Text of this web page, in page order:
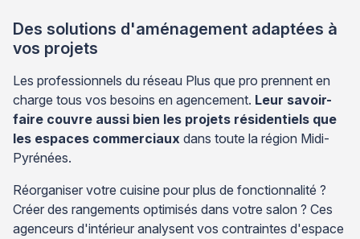
Des solutions d'aménagement adaptées à
vos projets
Les professionnels du réseau Plus que pro prennent en
charge tous vos besoins en agencement. Leur savoir-
faire couvre aussi bien les projets résidentiels que
les espaces commerciaux dans toute la région Midi-
Pyrénées.
Réorganiser votre cuisine pour plus de fonctionnalité ?
Créer des rangements optimisés dans votre salon ? Ces
agenceurs d'intérieur analysent vos contraintes d'espace